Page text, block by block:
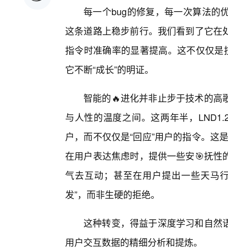
每一个bug的修复，每一次算法的
这条道路上稳步前行。我们看到了它
指令时准确率的显著提高。这不仅仅
它不断“成长”的明证。
智能的🔥进化并非止步于技术的高
与人性的温度之间。这两年半，
户，而不仅仅是“回应”用户的指令。这
在用户表达焦虑时，提供一些安🎯抚
气去互动；甚至在用户提出一些天马
发”，而非生硬的拒绝。
这种转变，得益于深度学习和自然
用户交互数据的精细分析和提炼。